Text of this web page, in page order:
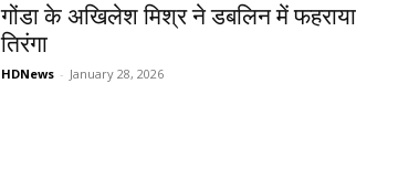
गोंडा के अखिलेश मिश्र ने डबलिन में फहराया
तिरंगा
HDNews - January 28, 2026